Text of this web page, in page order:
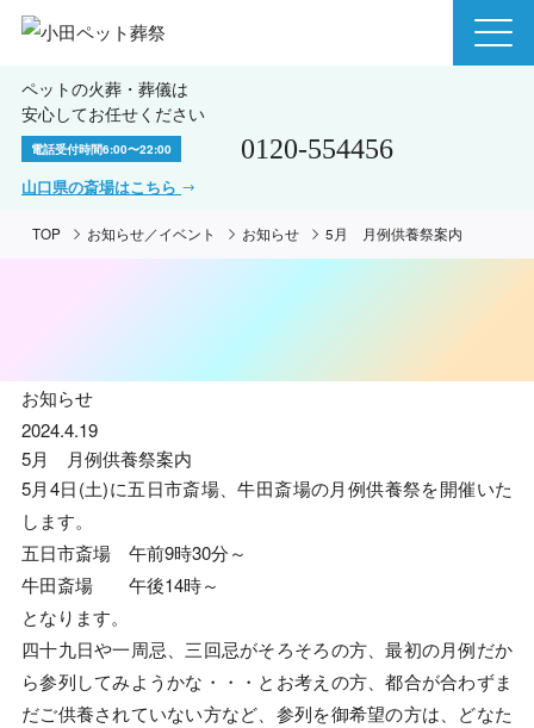
ペットの火葬・葬儀は
安心してお任せください
電話受付時間6:00〜22:00 0120-554456
山口県の斎場はこちら
TOP お知らせ／イベント お知らせ 5月 月例供養祭案内
お知らせ
2024.4.19
5月 月例供養祭案内
5月4日(土)に五日市斎場、牛田斎場の月例供養祭を開催いた
します。
五日市斎場 午前9時30分～
牛田斎場 午後14時～
となります。
四十九日や一周忌、三回忌がそろそろの方、最初の月例だか
ら参列してみようかな・・・とお考えの方、都合が合わずま
だご供養されていない方など、参列を御希望の方は、どなた